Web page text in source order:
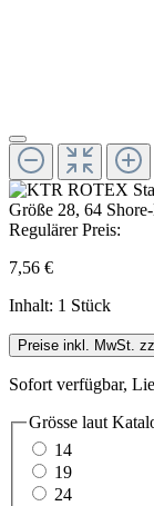
Regulärer Preis:
7,56 €
Inhalt: 1 Stück
Preise inkl. MwSt.
Sofort verfügbar,
Grösse laut
14
19
24